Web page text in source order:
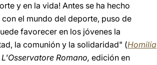
y en la vida! Antes se ha hecho
el mundo del deporte, puso de
favorecer en los jóvenes la
la comunión y la solidaridad" (Homilía
L'Osservatore Romano, edición en